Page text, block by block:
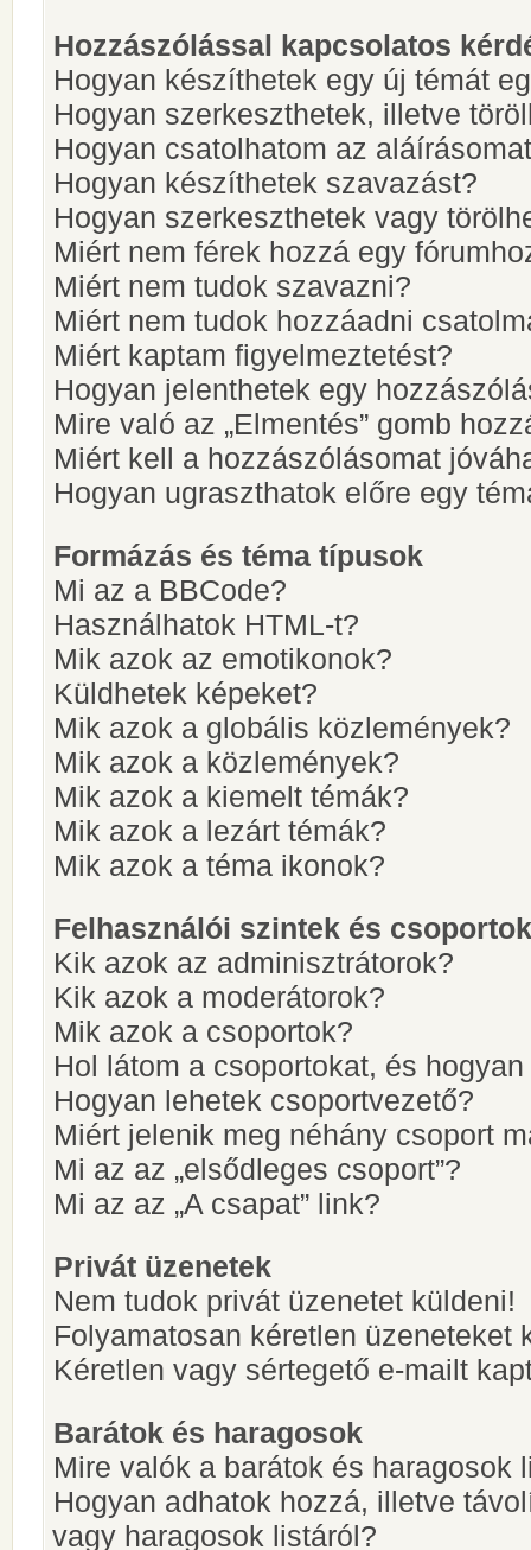
Hozzászólással kapcsolatos
Hogyan készíthetek egy új témát
Hogyan szerkeszthetek, illetve
Hogyan csatolhatom az
Hogyan készíthetek szavazást?
Hogyan szerkeszthetek vagy
Miért nem férek hozzá egy
Miért nem tudok szavazni?
Miért nem tudok hozzáadni
Miért kaptam figyelmeztetést?
Hogyan jelenthetek egy
Mire való az „Elmentés” gomb
Miért kell a hozzászólásomat
Hogyan ugraszthatok előre egy
Formázás és téma típusok
Mi az a BBCode?
Használhatok HTML-t?
Mik azok az emotikonok?
Küldhetek képeket?
Mik azok a globális közlemények?
Mik azok a közlemények?
Mik azok a kiemelt témák?
Mik azok a lezárt témák?
Mik azok a téma ikonok?
Felhasználói szintek és csoportok
Kik azok az adminisztrátorok?
Kik azok a moderátorok?
Mik azok a csoportok?
Hol látom a csoportokat, és
Hogyan lehetek csoportvezető?
Miért jelenik meg néhány csoport
Mi az az „elsődleges csoport”?
Mi az az „A csapat” link?
Privát üzenetek
Nem tudok privát üzenetet küldeni!
Folyamatosan kéretlen üzeneteket
Kéretlen vagy sértegető e-mailt
Barátok és haragosok
Mire valók a barátok és haragosok
Hogyan adhatok hozzá, illetve
vagy haragosok listáról?